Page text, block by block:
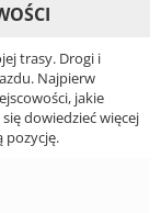
trasy. Drogi i
Najpierw
jakie
dowiedzieć więcej
pozycję.